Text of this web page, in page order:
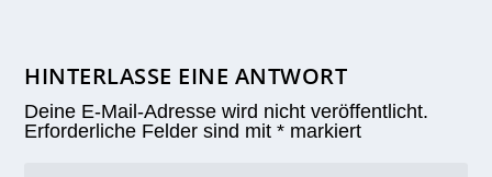
HINTERLASSE EINE ANTWORT
Deine E-Mail-Adresse wird nicht veröffentlicht.
Erforderliche Felder sind mit* markiert